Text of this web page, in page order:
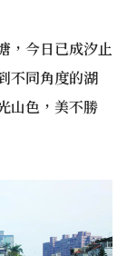
，今日已成汐止
不同角度的湖
山色，美不勝